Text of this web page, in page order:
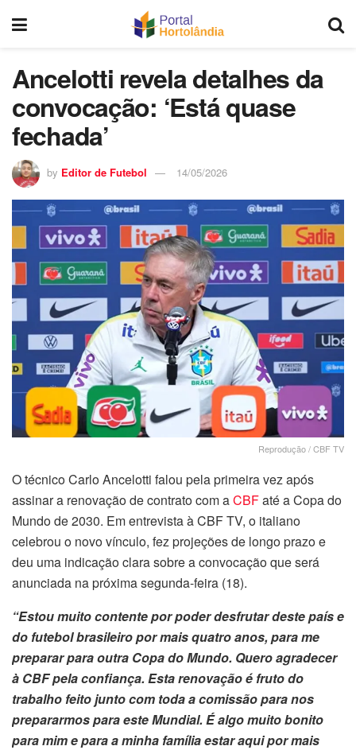
Ancelotti revela detalhes da
convocação: ‘Está quase
fechada’
by Editor de Futebol 14/05/2026
Reprodução / CBF TV
O técnico Carlo Ancelotti falou pela primeira vez após
assinar a renovação de contrato com aCBFaté a Copa do
Mundo de 2030. Em entrevista à CBF TV, o italiano
celebrou o novo vínculo, fez projeções de longo prazo e
deu uma indicação clara sobre a convocação que será
anunciada na próxima segunda-feira (18).
“Estou muito contente por poder desfrutar deste país e
do futebol brasileiro por mais quatro anos, para me
preparar para outra Copa do Mundo. Quero agradecer
à CBF pela confiança. Esta renovação é fruto do
trabalho feito junto com toda a comissão para nos
prepararmos para este Mundial. É algo muito bonito
para mim e para a minha família estar aqui por mais